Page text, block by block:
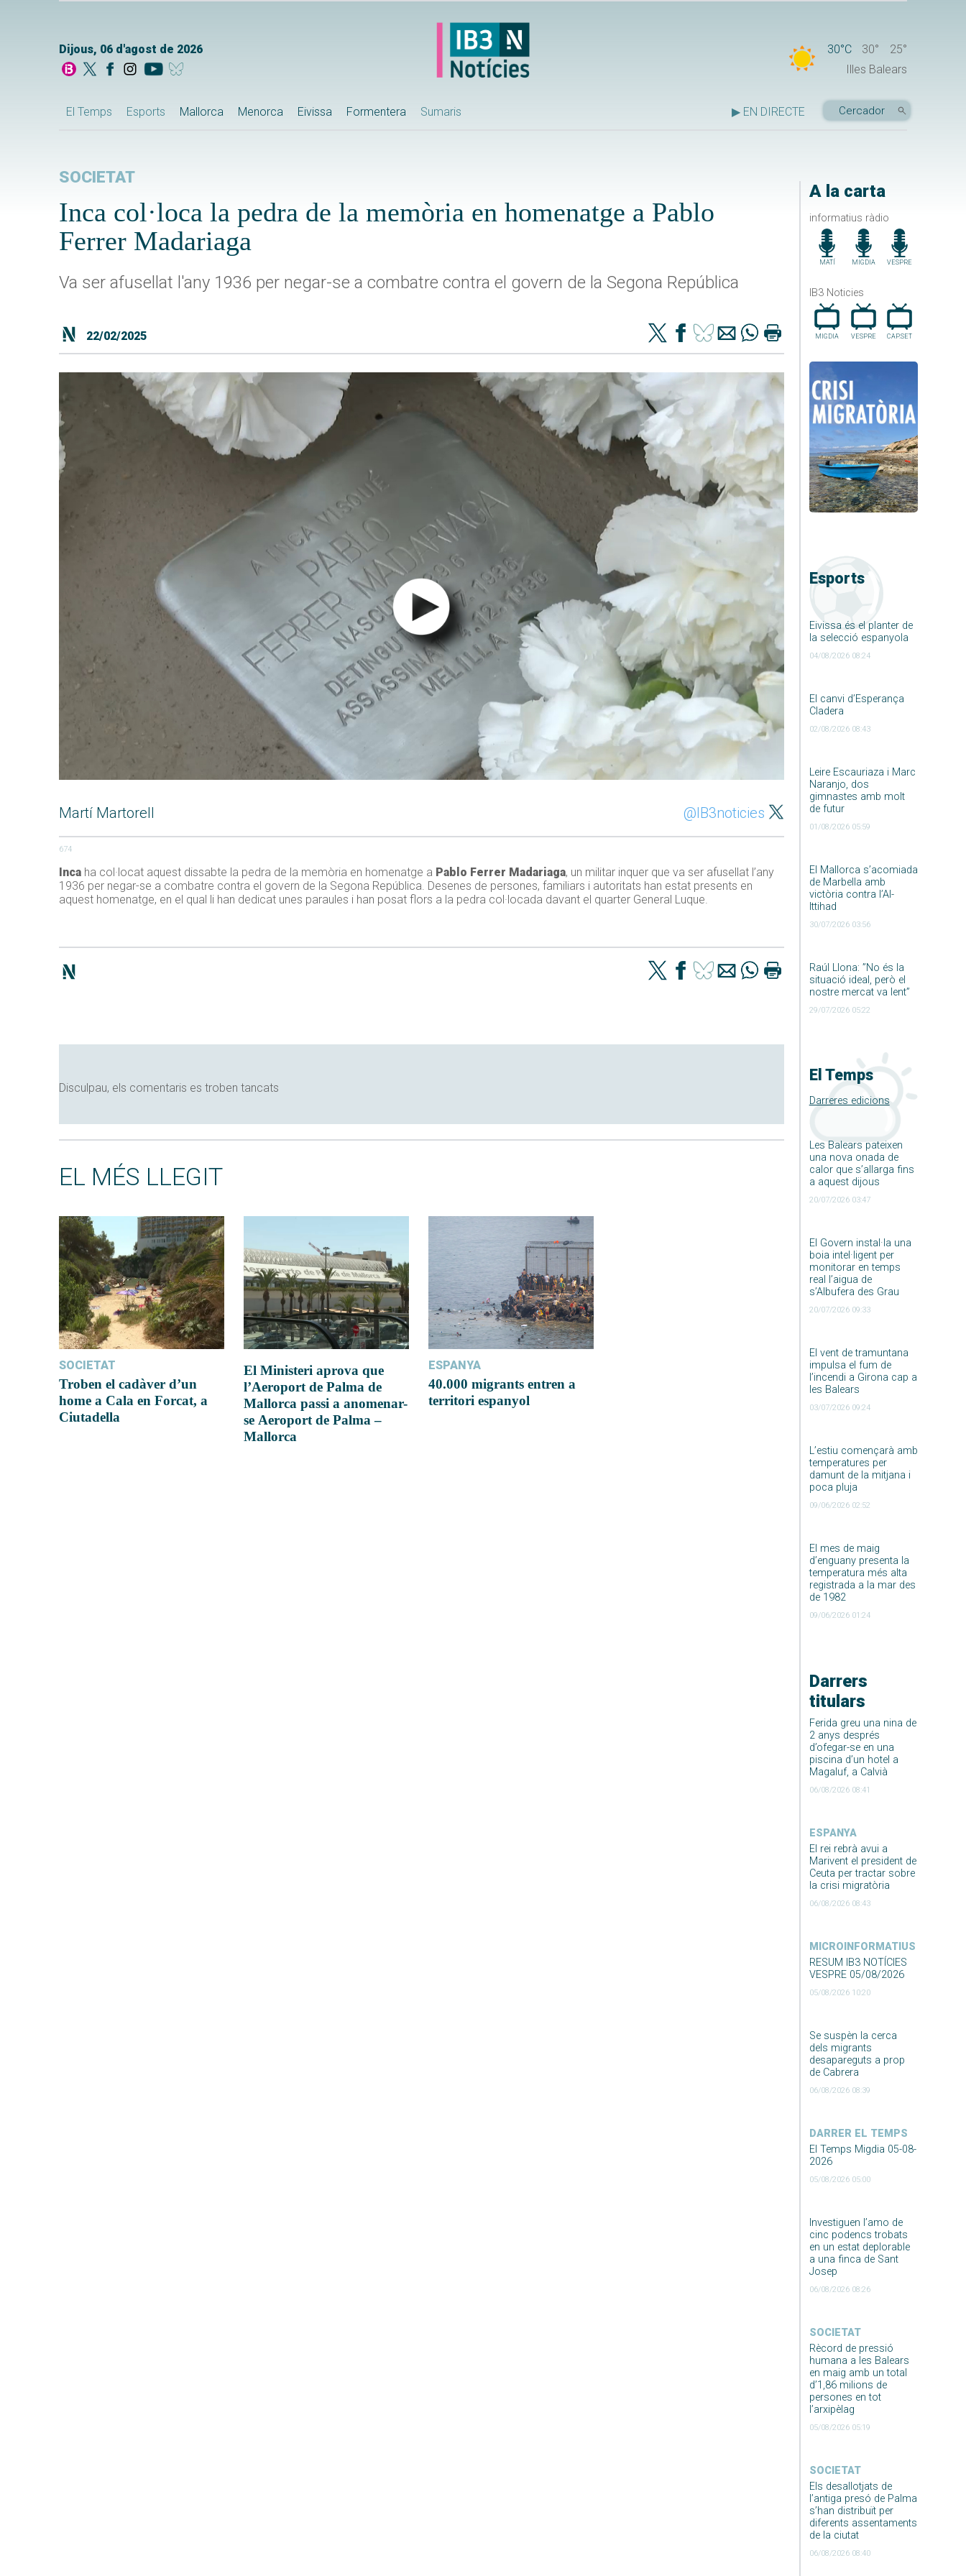
Dijous, 06 d'agost de 2026 30°C 30°
25°
Illes Balears
El Temps Esports Mallorca Menorca Eivissa Formentera Sumaris ▶ EN DIRECTE
A la carta
informatius ràdio
MATÍ MIGDIA VESPRE
IB3 Noticies
MIGDIA VESPRE CAP.SET
Esports
Eivissa és el planter de
la selecció espanyola
04/08/2026 08:24
El canvi d’Esperança
Cladera
02/08/2026 08:43
Leire Escauriaza i Marc
Naranjo, dos
gimnastes amb molt
de futur
01/08/2026 05:59
El Mallorca s’acomiada
de Marbella amb
victòria contra l’Al-
Ittihad
30/07/2026 03:56
Raúl Llona: ”No és la
situació ideal, però el
nostre mercat va lent”
29/07/2026 05:22
El Temps
Darreres edicions
Les Balears pateixen
una nova onada de
calor que s’allarga fins
a aquest dijous
20/07/2026 03:47
El Govern instal·la una
boia intel·ligent per
monitorar en temps
real l’aigua de
s’Albufera des Grau
20/07/2026 09:33
El vent de tramuntana
impulsa el fum de
l’incendi a Girona cap a
les Balears
03/07/2026 09:24
L’estiu començarà amb
temperatures per
damunt de la mitjana i
poca pluja
09/06/2026 02:52
El mes de maig
d’enguany presenta la
temperatura més alta
registrada a la mar des
de 1982
09/06/2026 01:24
Darrers
titulars
Ferida greu una nina de
2 anys després
d’ofegar-se en una
piscina d’un hotel a
Magaluf, a Calvià
06/08/2026 08:41
ESPANYA
El rei rebrà avui a
Marivent el president de
Ceuta per tractar sobre
la crisi migratòria
06/08/2026 08:43
MICROINFORMATIUS
RESUM IB3 NOTÍCIES
VESPRE 05/08/2026
05/08/2026 10:20
Se suspèn la cerca
dels migrants
desapareguts a prop
de Cabrera
06/08/2026 08:39
DARRER EL TEMPS
El Temps Migdia 05-08-
2026
05/08/2026 05:00
Investiguen l’amo de
cinc podencs trobats
en un estat deplorable
a una finca de Sant
Josep
06/08/2026 08:26
SOCIETAT
Rècord de pressió
humana a les Balears
en maig amb un total
d’1,86 milions de
persones en tot
l’arxipèlag
05/08/2026 05:19
SOCIETAT
Els desallotjats de
l’antiga presó de Palma
s’han distribuït per
diferents assentaments
de la ciutat
06/08/2026 08:40
SOCIETAT
Inca col·loca la pedra de la memòria en homenatge a Pablo
Ferrer Madariaga
Va ser afusellat l'any 1936 per negar-se a combatre contra el govern de la Segona República
22/02/2025
Martí Martorell @IB3noticies
674
Inca ha col·locat aquest dissabte la pedra de la memòria en homenatge a Pablo Ferrer Madariaga, un militar inquer que va ser afusellat l’any
1936 per negar-se a combatre contra el govern de la Segona República. Desenes de persones, familiars i autoritats han estat presents en
aquest homenatge, en el qual li han dedicat unes paraules i han posat flors a la pedra col·locada davant el quarter General Luque.
Disculpau, els comentaris es troben tancats
EL MÉS LLEGIT
SOCIETAT
Troben el cadàver d’un
home a Cala en Forcat, a
Ciutadella
El Ministeri aprova que
l’Aeroport de Palma de
Mallorca passi a anomenar-
se Aeroport de Palma –
Mallorca
ESPANYA
40.000 migrants entren a
territori espanyol